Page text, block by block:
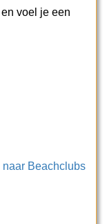
voel je een
naar Beachclubs